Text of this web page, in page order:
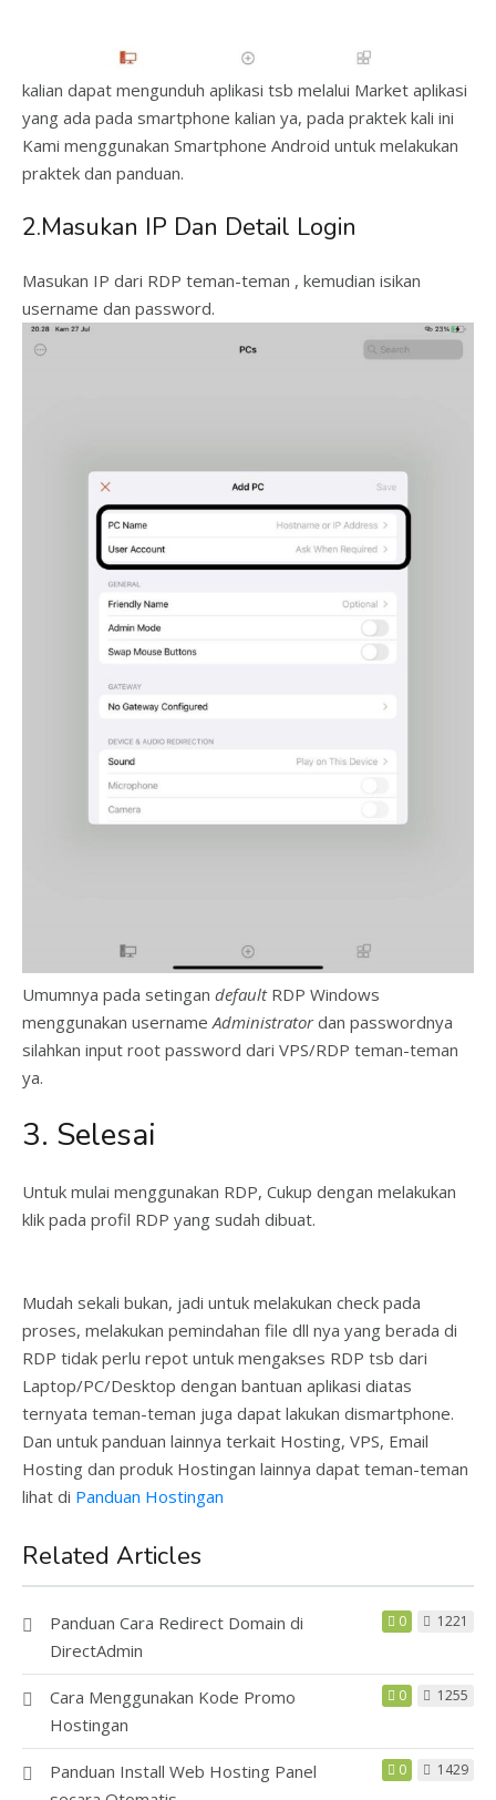
kalian dapat mengunduh aplikasi tsb melalui Market aplikasi
yang ada pada smartphone kalian ya, pada praktek kali ini
Kami menggunakan Smartphone Android untuk melakukan
praktek dan panduan.
2.Masukan IP Dan Detail Login
Masukan IP dari RDP teman-teman , kemudian isikan
username dan password.
Umumnya pada setingan defaultRDP Windows
menggunakan usernameAdministratordan passwordnya
silahkan input root password dari VPS/RDP teman-teman
ya.
3. Selesai
Untuk mulai menggunakan RDP, Cukup dengan melakukan
klik pada profil RDP yang sudah dibuat.
Mudah sekali bukan, jadi untuk melakukan check pada
proses, melakukan pemindahan file dll nya yang berada di
RDP tidak perlu repot untuk mengakses RDP tsb dari
Laptop/PC/Desktop dengan bantuan aplikasi diatas
ternyata teman-teman juga dapat lakukan dismartphone.
Dan untuk panduan lainnya terkait Hosting, VPS, Email
Hosting dan produk Hostingan lainnya dapat teman-teman
lihat di Panduan Hostingan
Related Articles
Panduan Cara Redirect Domain di
DirectAdmin
0 1221
Cara Menggunakan Kode Promo
Hostingan
0 1255
Panduan Install Web Hosting Panel
0 1429